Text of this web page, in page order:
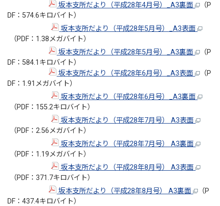
坂本支所だより（平成28年4月号）_A3裏面
（P
DF：574.6キロバイト）
坂本支所だより（平成28年5月号）_A3表面
（PDF：1.38メガバイト）
坂本支所だより（平成28年5月号）_A3裏面
（P
DF：584.1キロバイト）
坂本支所だより（平成28年6月号）_A3表面
（P
DF：1.91メガバイト）
坂本支所だより（平成28年6月号）_A3裏面
（PDF：155.2キロバイト）
坂本支所だより（平成28年7月号） A3表面
（PDF：2.56メガバイト）
坂本支所だより（平成28年7月号） A3裏面
（PDF：1.19メガバイト）
坂本支所だより（平成28年8月号） A3表面
（PDF：371.7キロバイト）
坂本支所だより（平成28年8月号） A3裏面
（P
DF：437.4キロバイト）